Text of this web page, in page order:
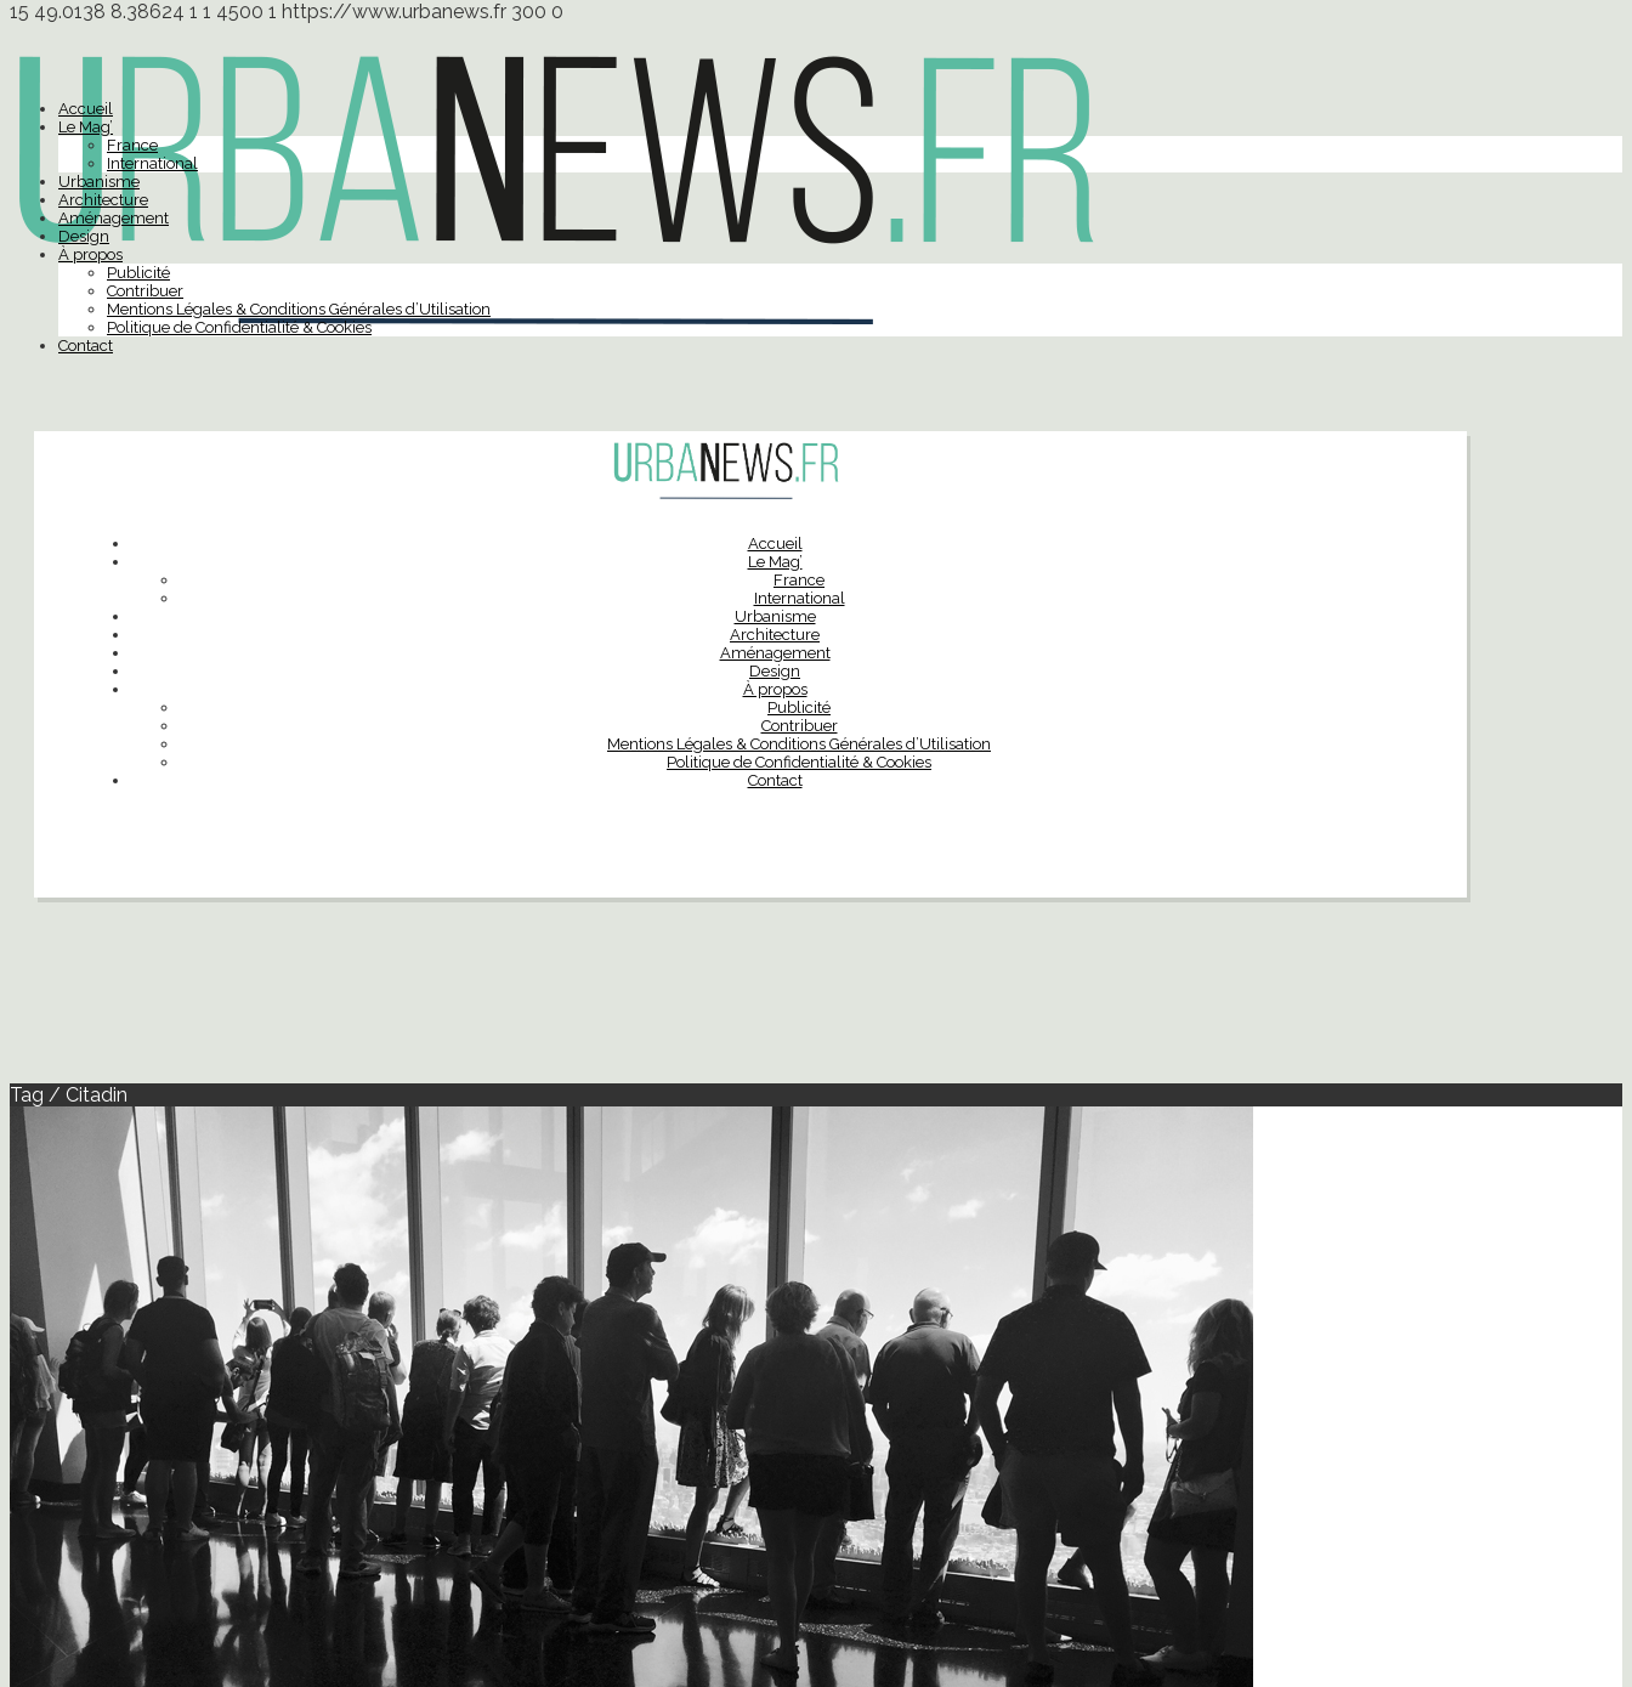
15 49.0138 8.38624 1 1 4500 1 https://www.urbanews.fr 300 0
Accueil
Le Mag’
France
International
Urbanisme
Architecture
Aménagement
Design
À propos
Publicité
Contribuer
Mentions Légales & Conditions Générales d’Utilisation
Politique de Confidentialité & Cookies
Contact
Accueil
Le Mag’
France
International
Urbanisme
Architecture
Aménagement
Design
À propos
Publicité
Contribuer
Mentions Légales & Conditions Générales d’Utilisation
Politique de Confidentialité & Cookies
Contact
Tag / Citadin